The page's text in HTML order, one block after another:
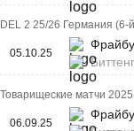
DEL 2 25/26 Германия (6-
05.10.25
Товарищеские матчи
06.09.25